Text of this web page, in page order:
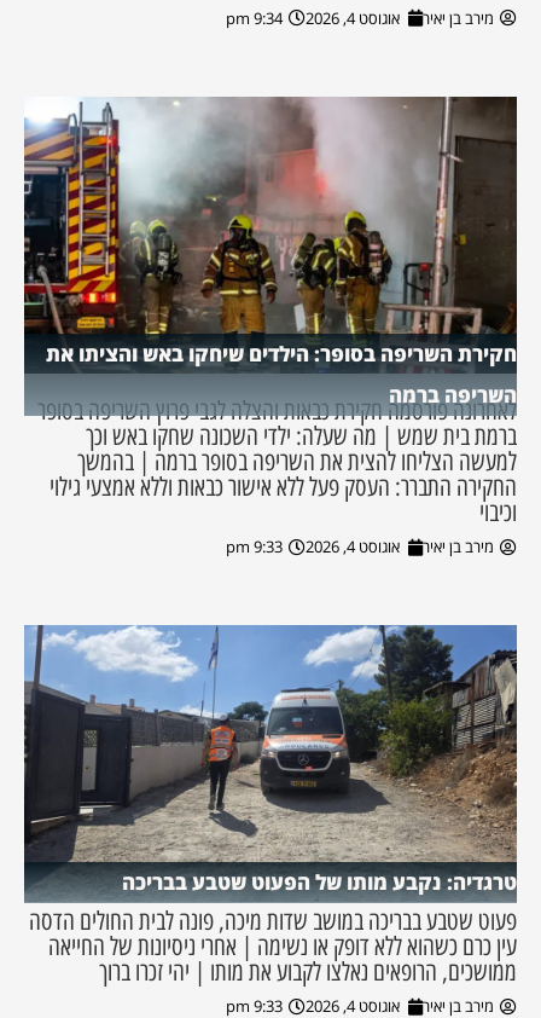
מירב בן יאיר אוגוסט 4, 2026 9:34 pm
חקירת השריפה בסופר: הילדים שיחקו באש והציתו את
השריפה ברמה
לאחרונה פורסמה חקירת כבאות והצלה לגבי פרוץ השריפה בסופר
ברמת בית שמש | מה שעלה: ילדי השכונה שחקו באש וכך
למעשה הצליחו להצית את השריפה בסופר ברמה | בהמשך
החקירה התברר: העסק פעל ללא אישור כבאות וללא אמצעי גילוי
וכיבוי
מירב בן יאיר אוגוסט 4, 2026 9:33 pm
טרגדיה: נקבע מותו של הפעוט שטבע בבריכה
פעוט שטבע בבריכה במושב שדות מיכה, פונה לבית החולים הדסה
עין כרם כשהוא ללא דופק או נשימה | אחרי ניסיונות של החייאה
ממושכים, הרופאים נאלצו לקבוע את מותו | יהי זכרו ברוך
מירב בן יאיר אוגוסט 4, 2026 9:33 pm